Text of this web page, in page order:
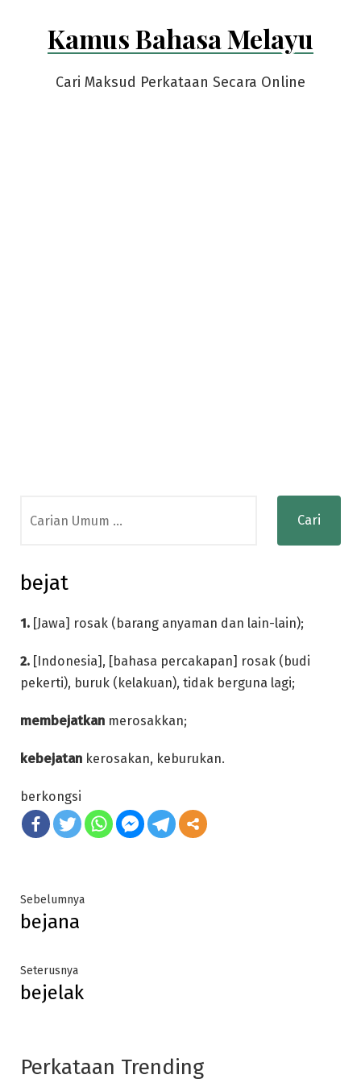
Kamus Bahasa Melayu
Cari Maksud Perkataan Secara Online
for:
bejat
1. [Jawa] rosak (barang anyaman dan lain-lain);
2. [Indonesia], [bahasa percakapan] rosak (budi
pekerti), buruk (kelakuan), tidak berguna lagi;
membejatkan merosakkan;
kebejatan kerosakan, keburukan.
berkongsi
Post
navigation
SebelumnyaPrevious
bejana
SeterusnyaNext
post:
bejelak
Perkataan Trending